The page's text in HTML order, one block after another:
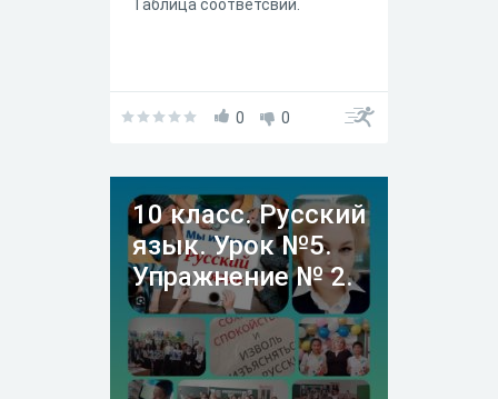
Таблица соответсвий.
0 0
10 класс. Русский
язык. Урок №5.
Упражнение № 2.